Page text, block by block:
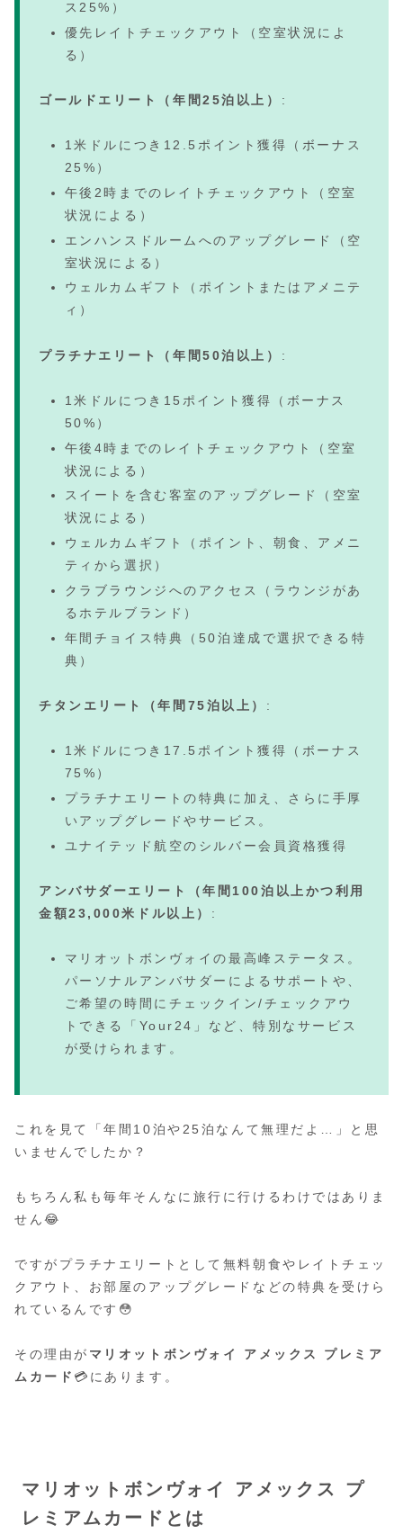
ス25%）
優先レイトチェックアウト（空室状況によ
る）
ゴールドエリート（年間25泊以上） :
1米ドルにつき12.5ポイント獲得（ボーナス
25%）
午後2時までのレイトチェックアウト（空室
状況による）
エンハンスドルームへのアップグレード（空
室状況による）
ウェルカムギフト（ポイントまたはアメニテ
ィ）
プラチナエリート（年間50泊以上） :
1米ドルにつき15ポイント獲得（ボーナス
50%）
午後4時までのレイトチェックアウト（空室
状況による）
スイートを含む客室のアップグレード（空室
状況による）
ウェルカムギフト（ポイント、朝食、アメニ
ティから選択）
クラブラウンジへのアクセス（ラウンジがあ
るホテルブランド）
年間チョイス特典（50泊達成で選択できる特
典）
チタンエリート（年間75泊以上） :
1米ドルにつき17.5ポイント獲得（ボーナス
75%）
プラチナエリートの特典に加え、さらに手厚
いアップグレードやサービス。
ユナイテッド航空のシルバー会員資格獲得
アンバサダーエリート（年間100泊以上かつ利用
金額23,000米ドル以上） :
マリオットボンヴォイの最高峰ステータス。
パーソナルアンバサダーによるサポートや、
ご希望の時間にチェックイン/チェックアウ
トできる「Your24」など、特別なサービス
が受けられます。
これを見て「年間10泊や25泊なんて無理だよ…」と思
いませんでしたか？
もちろん私も毎年そんなに旅行に行けるわけではありま
せん😂
ですがプラチナエリートとして無料朝食やレイトチェッ
クアウト、お部屋のアップグレードなどの特典を受けら
れているんです😳
その理由が マリオットボンヴォイ アメックス プレミア
ムカード 💳にあります。
マリオットボンヴォイ アメックス プ
レミアムカードとは